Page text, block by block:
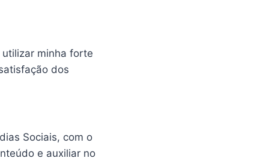
minha forte
dos
Sociais, com o
e auxiliar no